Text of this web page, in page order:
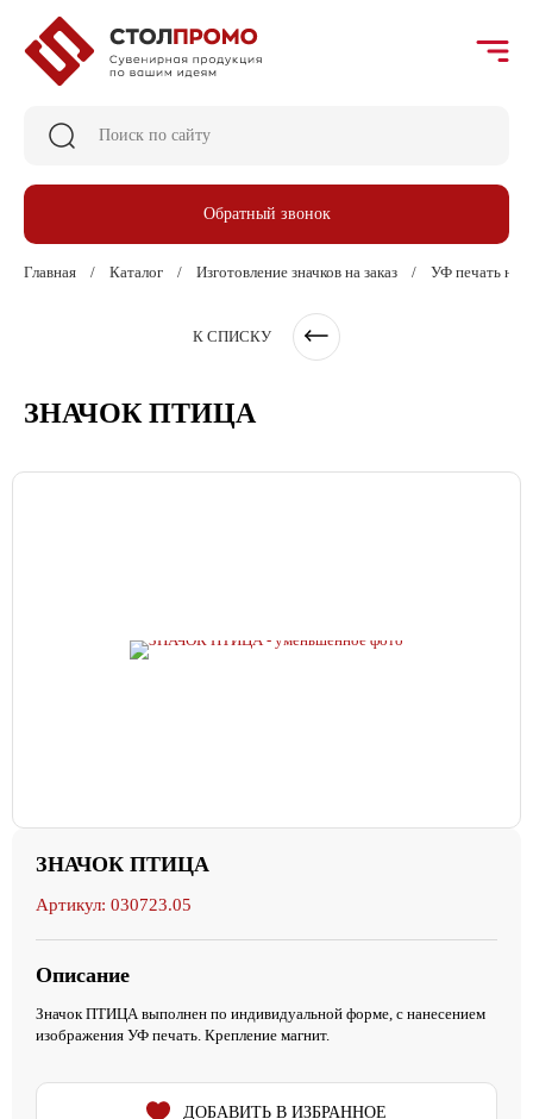
Обратный звонок
Главная Каталог Изготовление значков на заказ УФ печать на
К СПИСКУ
ЗНАЧОК ПТИЦА
ЗНАЧОК ПТИЦА
Артикул: 030723.05
Описание
Значок ПТИЦА выполнен по индивидуальной форме, с нанесением
изображения УФ печать. Крепление магнит.
ДОБАВИТЬ В ИЗБРАННОЕ